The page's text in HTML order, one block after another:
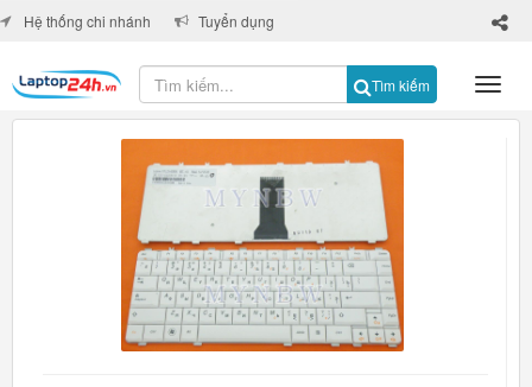
Tìm kiếm
×
Hệ thống chi nhánh Tuyển dụng